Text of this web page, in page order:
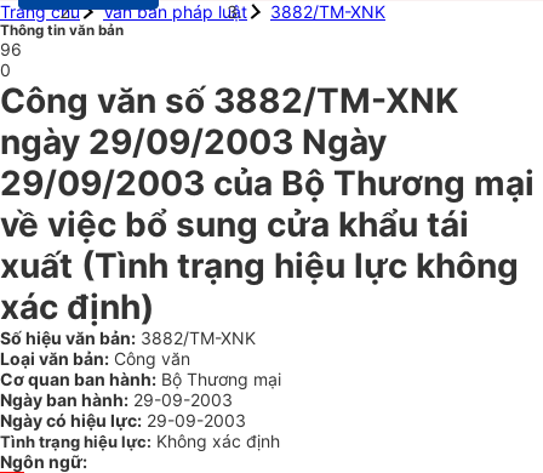
Trang chủ
Văn bản pháp luật 3882/TM-XNK
Thông tin văn bản
96
0
Công văn số 3882/TM-XNK
ngày 29/09/2003 Ngày
29/09/2003 của Bộ Thương mại
về việc bổ sung cửa khẩu tái
xuất (Tình trạng hiệu lực không
xác định)
Số hiệu văn bản: 3882/TM-XNK
Loại văn bản: Công văn
Cơ quan ban hành: Bộ Thương mại
Ngày ban hành: 29-09-2003
Ngày có hiệu lực: 29-09-2003
Tình trạng hiệu lực: Không xác định
Ngôn ngữ: